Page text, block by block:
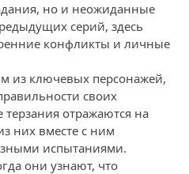
но и неожиданные
серий, здесь
конфликты и личные
из ключевых персонажей,
своих
отражаются на
них вместе с ним
испытаниями.
они узнают, что